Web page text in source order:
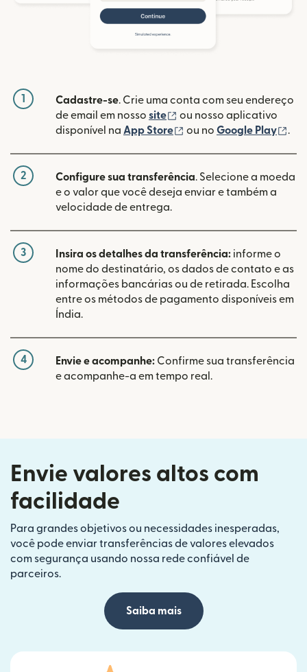
1 Cadastre-se. Crie uma conta com seu endereço
de email em nosso site (abre em uma nova
ou nosso aplicativo
disponível na App Store (abre em uma nova
ou no Google Play .
2 Configure sua transferência. Selecione a moeda
e o valor que você deseja enviar e também a
velocidade de entrega.
3 Insira os detalhes da transferência: informe o
nome do destinatário, os dados de contato e as
informações bancárias ou de retirada. Escolha
entre os métodos de pagamento disponíveis em
Índia.
4 Envie e acompanhe: Confirme sua transferência
e acompanhe-a em tempo real.
Envie valores altos com
facilidade
Para grandes objetivos ou necessidades inesperadas,
você pode enviar transferências de valores elevados
com segurança usando nossa rede confiável de
parceiros.
Saiba mais